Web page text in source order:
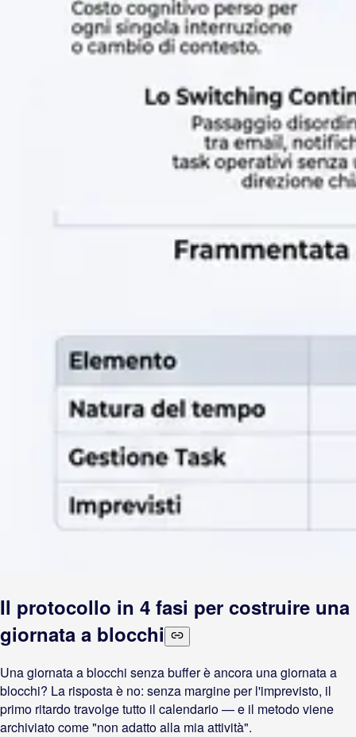
Il protocollo in 4 fasi per costruire una
giornata a blocchi
Una giornata a blocchi senza buffer è ancora una giornata a
blocchi? La risposta è no: senza margine per l'imprevisto, il
primo ritardo travolge tutto il calendario — e il metodo viene
archiviato come "non adatto alla mia attività".